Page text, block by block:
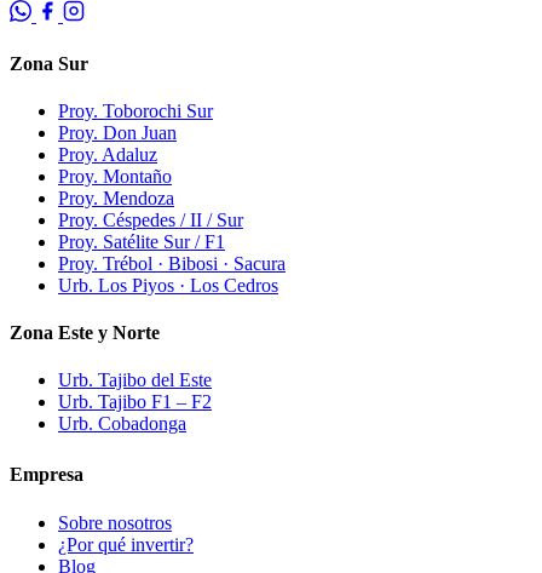
Zona Sur
Proy. Toborochi Sur
Proy. Don Juan
Proy. Adaluz
Proy. Montaño
Proy. Mendoza
Proy. Céspedes / II / Sur
Proy. Satélite Sur / F1
Proy. Trébol · Bibosi · Sacura
Urb. Los Piyos · Los Cedros
Zona Este y Norte
Urb. Tajibo del Este
Urb. Tajibo F1 – F2
Urb. Cobadonga
Empresa
Sobre nosotros
¿Por qué invertir?
Blog